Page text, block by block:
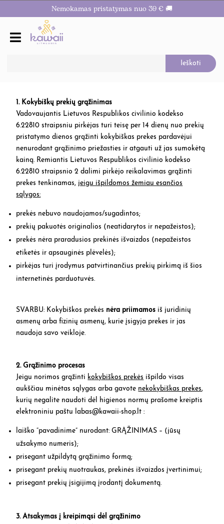
Nemokamas pristatymas nuo 39 € 🚚
1. Kokybiškų prekių grąžinimas
Vadovaujantis Lietuvos Respublikos civilinio kodekso
6.22810 straipsniu pirkėjas turi teisę per 14 dienų nuo prekių
pristatymo dienos grąžinti kokybiškas prekes pardavėjui
nenurodant grąžinimo priežasties ir atgauti už jas sumokėtą
kainą. Remiantis Lietuvos Respublikos civilinio kodekso
6.22810 straipsnio 2 dalimi pirkėjo reikalavimas grąžinti
prekes tenkinamas, jeigu išpildomos žemiau esančios
sąlygos:
prekės nebuvo naudojamos/sugadintos;
prekių pakuotės originalios (neatidarytos ir nepažeistos);
prekės nėra praradusios prekinės išvaizdos (nepažeistos
etiketės ir apsauginės plėvelės);
pirkėjas turi įrodymus patvirtinančius prekių pirkimą iš šios
internetinės parduotuvės.
SVARBU: Kokybiškos prekės nėra priimamos iš juridinių
asmenų arba fizinių asmenų, kurie įsigyja prekes ir jas
naudoja savo veikloje.
2. Grąžinimo procesas
Jeigu norimos grąžinti kokybiškos prekės išpildo visas
aukščiau minėtas sąlygas arba gavote nekokybiškas prekes,
kurių negalite naudoti dėl higienos normų prašome kreiptis
elektroniniu paštu labas@kawaii-shop.lt :
laiško “pavadinime” nurodant: GRĄŽINIMAS – (jūsų
užsakymo numeris);
prisegant užpildytą grąžinimo formą;
prisegant prekių nuotraukas, prekinės išvaizdos įvertinimui;
prisegant prekių įsigijimą įrodantį dokumentą.
3. Atsakymas į kreipimąsi dėl grąžinimo